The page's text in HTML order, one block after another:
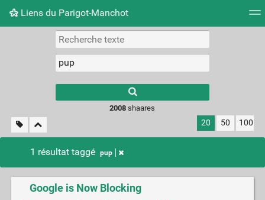
Liens du Parigot-Manchot
Nuage de tags Mur d'images
2008 shaares
20 50 100
1 résultat taggé pup
Google is Now Blocking